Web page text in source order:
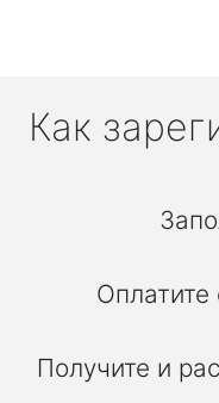
Как
Оплатите
Получите и